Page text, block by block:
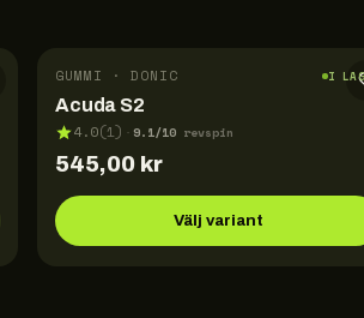
GUMMI · DONIC I
Acuda S2
4.0(1) · 9.1/10 revspin
545,00 kr
Välj variant